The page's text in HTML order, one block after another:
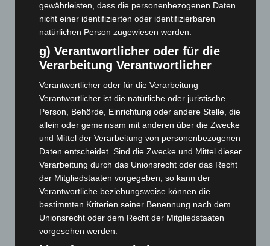
Februar 2025(96)
Januar 2025(88)
Dezember 2024
November 2024(94)
Oktober 2024
(93)
September 2024(112)
August 2024 (107)
Juli 2024 (89)
Juni 2024(107)
Mai 2024(149)
April 2024(102)
März 2024(103)
Februar 2024(103)
Januar 2024
(111)
gewährleisten, dass die personenbezogenen Daten
nicht einer identifizierten oder identifizierbaren
natürlichen Person zugewiesen werden.
g) Verantwortlicher oder für die
Verarbeitung Verantwortlicher
Verantwortlicher oder für die Verarbeitung
Verantwortlicher ist die natürliche oder juristische
Person, Behörde, Einrichtung oder andere Stelle, die
allein oder gemeinsam mit anderen über die Zwecke
und Mittel der Verarbeitung von personenbezogenen
Daten entscheidet. Sind die Zwecke und Mittel dieser
Verarbeitung durch das Unionsrecht oder das Recht
der Mitgliedstaaten vorgegeben, so kann der
Verantwortliche beziehungsweise können die
bestimmten Kriterien seiner Benennung nach dem
Unionsrecht oder dem Recht der Mitgliedstaaten
vorgesehen werden.